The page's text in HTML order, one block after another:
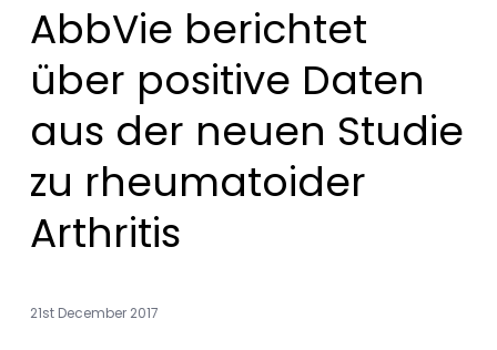
AbbVie berichtet
über positive Daten
aus der neuen Studie
zu rheumatoider
Arthritis
21st December 2017